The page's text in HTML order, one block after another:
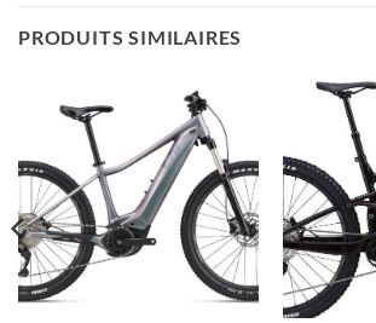
PRODUITS SIMILAIRES